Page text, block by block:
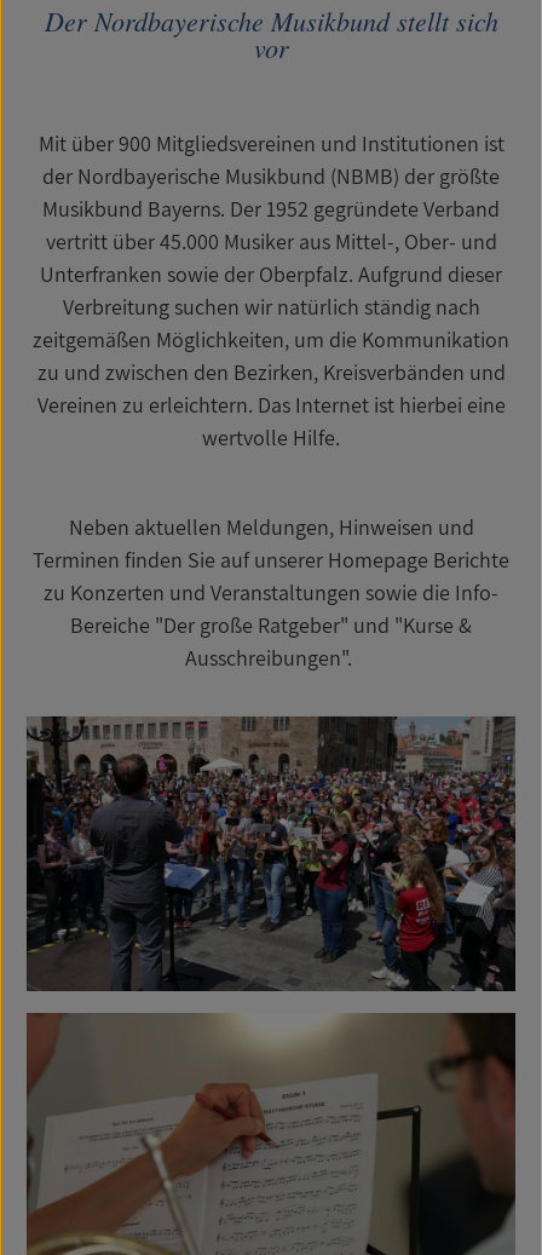
Der Nordbayerische Musikbund stellt sich
vor
Mit über 900 Mitgliedsvereinen und Institutionen ist
der Nordbayerische Musikbund (NBMB) der größte
Musikbund Bayerns. Der 1952 gegründete Verband
vertritt über 45.000 Musiker aus Mittel-, Ober- und
Unterfranken sowie der Oberpfalz. Aufgrund dieser
Verbreitung suchen wir natürlich ständig nach
zeitgemäßen Möglichkeiten, um die Kommunikation
zu und zwischen den Bezirken, Kreisverbänden und
Vereinen zu erleichtern. Das Internet ist hierbei eine
wertvolle Hilfe.
Neben aktuellen Meldungen, Hinweisen und
Terminen finden Sie auf unserer Homepage Berichte
zu Konzerten und Veranstaltungen sowie die Info-
Bereiche "Der große Ratgeber" und "Kurse &
Ausschreibungen".